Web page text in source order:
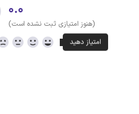
۰.۰
(هنوز امتیازی ثبت نشده است)